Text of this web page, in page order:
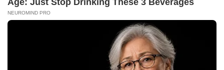
Advertising Karier
Pedoman Media Siber